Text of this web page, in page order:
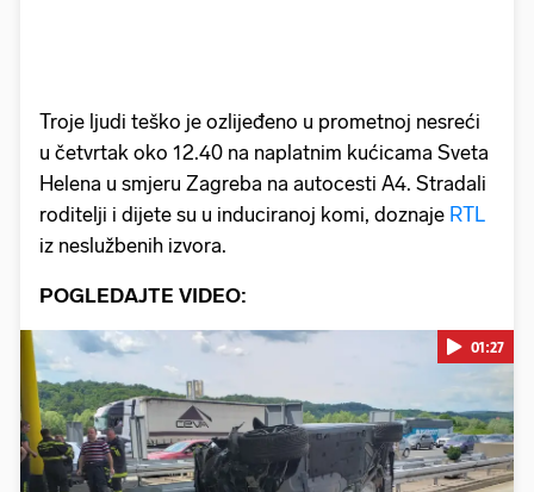
Troje ljudi teško je ozlijeđeno u prometnoj nesreći
u četvrtak oko 12.40 na naplatnim kućicama Sveta
Helena u smjeru Zagreba na autocesti A4. Stradali
roditelji i dijete su u induciranoj komi, doznaje RTL
iz neslužbenih izvora.
POGLEDAJTE VIDEO:
01:27